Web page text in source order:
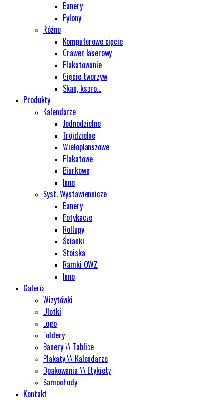
Banery
Pylony
Różne
Komputerowe cięcie
Grawer laserowy
Plakatowanie
Gięcie tworzyw
Skan, ksero...
Produkty
Kalendarze
Jednodzielne
Trójdzielne
Wieloplanszowe
Plakatowe
Biurkowe
Inne
Syst. Wystawiennicze
Banery
Potykacze
Rollupy
Ścianki
Stoiska
Ramki OWZ
Inne
Galeria
Wizytówki
Ulotki
Logo
Foldery
Banery \\ Tablice
Plakaty \\ Kalendarze
Opakowania \\ Etykiety
Samochody
Kontakt